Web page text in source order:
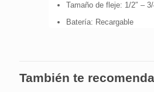
Tamaño de fleje: 1/2″ – 3/
Batería: Recargable
También te